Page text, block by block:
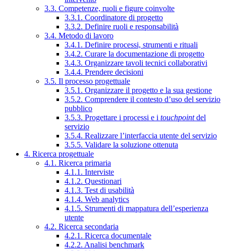
3.3. Competenze, ruoli e figure coinvolte
3.3.1. Coordinatore di progetto
3.3.2. Definire ruoli e responsabilità
3.4. Metodo di lavoro
3.4.1. Definire processi, strumenti e rituali
3.4.2. Curare la documentazione di progetto
3.4.3. Organizzare tavoli tecnici collaborativi
3.4.4. Prendere decisioni
3.5. Il processo progettuale
3.5.1. Organizzare il progetto e la sua gestione
3.5.2. Comprendere il contesto d’uso del servizio
pubblico
3.5.3. Progettare i processi e i touchpointdel
servizio
3.5.4. Realizzare l’interfaccia utente del servizio
3.5.5. Validare la soluzione ottenuta
4. Ricerca progettuale
4.1. Ricerca primaria
4.1.1. Interviste
4.1.2. Questionari
4.1.3. Test di usabilità
4.1.4. Web analytics
4.1.5. Strumenti di mappatura dell’esperienza
utente
4.2. Ricerca secondaria
4.2.1. Ricerca documentale
4.2.2. Analisi benchmark